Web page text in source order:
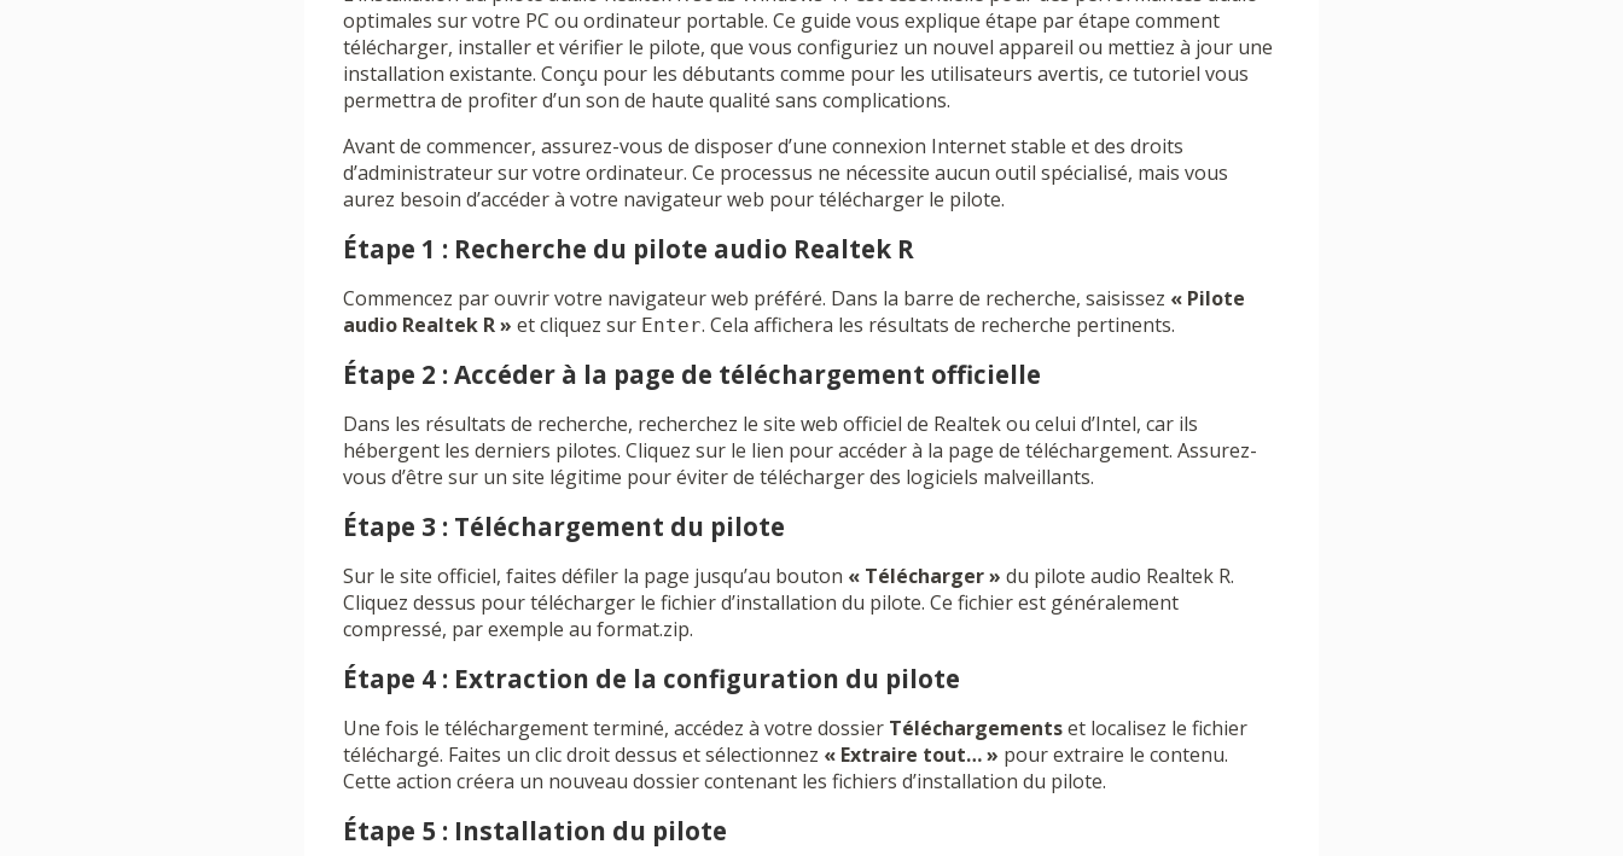
optimales sur votre PC ou ordinateur portable. Ce guide vous explique étape par étape comment
télécharger, installer et vérifier le pilote, que vous configuriez un nouvel appareil ou mettiez à jour une
installation existante. Conçu pour les débutants comme pour les utilisateurs avertis, ce tutoriel vous
permettra de profiter d’un son de haute qualité sans complications.
Avant de commencer, assurez-vous de disposer d’une connexion Internet stable et des droits
d’administrateur sur votre ordinateur. Ce processus ne nécessite aucun outil spécialisé, mais vous
aurez besoin d’accéder à votre navigateur web pour télécharger le pilote.
Étape 1 : Recherche du pilote audio Realtek R
Commencez par ouvrir votre navigateur web préféré. Dans la barre de recherche, saisissez « Pilote
audio Realtek R » et cliquez sur Enter. Cela affichera les résultats de recherche pertinents.
Étape 2 : Accéder à la page de téléchargement officielle
Dans les résultats de recherche, recherchez le site web officiel de Realtek ou celui d’Intel, car ils
hébergent les derniers pilotes. Cliquez sur le lien pour accéder à la page de téléchargement. Assurez-
vous d’être sur un site légitime pour éviter de télécharger des logiciels malveillants.
Étape 3 : Téléchargement du pilote
Sur le site officiel, faites défiler la page jusqu’au bouton « Télécharger » du pilote audio Realtek R.
Cliquez dessus pour télécharger le fichier d’installation du pilote. Ce fichier est généralement
compressé, par exemple au format.zip.
Étape 4 : Extraction de la configuration du pilote
Une fois le téléchargement terminé, accédez à votre dossier Téléchargementset localisez le fichier
téléchargé. Faites un clic droit dessus et sélectionnez « Extraire tout… » pour extraire le contenu.
Cette action créera un nouveau dossier contenant les fichiers d’installation du pilote.
Étape 5 : Installation du pilote